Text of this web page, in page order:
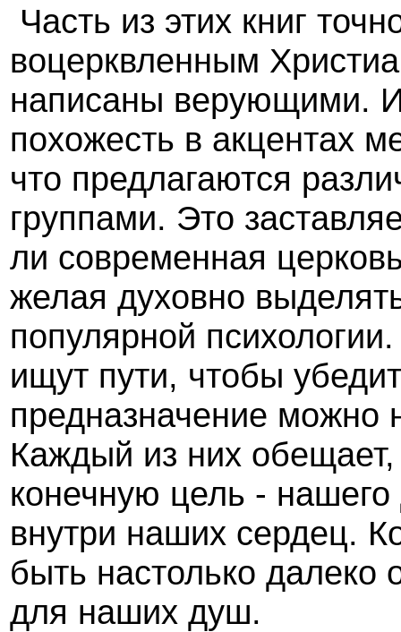
Часть из этих книг
воцерквленным
написаны верующими.
похожесть в акцентах
что предлагаются
группами. Это
ли современная
желая духовно
популярной
ищут пути, чтобы
предназначение можно
Каждый из них
конечную цель - нашего
внутри наших сердец.
быть настолько далеко
для наших душ.